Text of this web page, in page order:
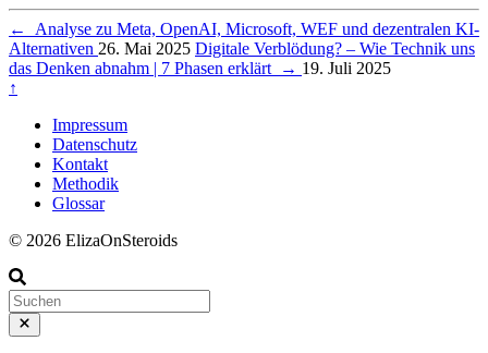
←
Analyse zu Meta, OpenAI, Microsoft, WEF und dezentralen KI-
Alternativen 26. Mai 2025 Digitale Verblödung? – Wie Technik uns
das Denken abnahm | 7 Phasen erklärt
→ 19. Juli 2025
↑
Impressum
Datenschutz
Kontakt
Methodik
Glossar
© 2026 ElizaOnSteroids